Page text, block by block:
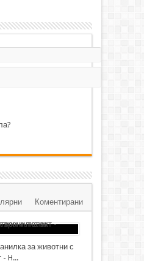
Коментирани
за животни с
- H...